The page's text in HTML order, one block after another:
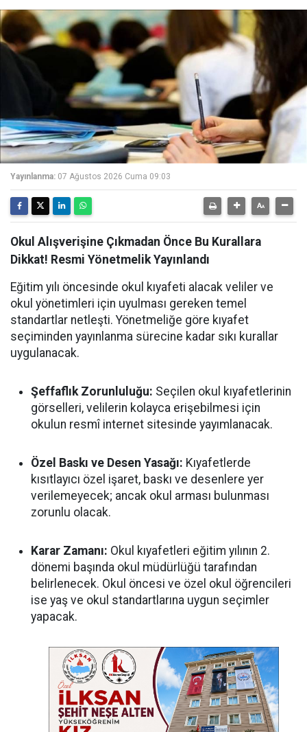
Yayınlanma: 07 Ağustos 2026 Cuma 09:03
Okul Alışverişine Çıkmadan Önce Bu Kurallara
Dikkat! Resmi Yönetmelik Yayınlandı
Eğitim yılı öncesinde okul kıyafeti alacak veliler ve
okul yönetimleri için uyulması gereken temel
standartlar netleşti. Yönetmeliğe göre kıyafet
seçiminden yayınlanma sürecine kadar sıkı kurallar
uygulanacak.
Şeffaflık Zorunluluğu: Seçilen okul kıyafetlerinin
görselleri, velilerin kolayca erişebilmesi için
okulun resmî internet sitesinde yayımlanacak.
Özel Baskı ve Desen Yasağı: Kıyafetlerde
kısıtlayıcı özel işaret, baskı ve desenlere yer
verilemeyecek; ancak okul arması bulunması
zorunlu olacak.
Karar Zamanı: Okul kıyafetleri eğitim yılının 2.
dönemi başında okul müdürlüğü tarafından
belirlenecek. Okul öncesi ve özel okul öğrencileri
ise yaş ve okul standartlarına uygun seçimler
yapacak.